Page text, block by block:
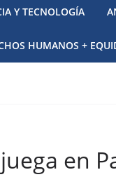
Y TECNOLOGÍA
HUMANOS +
en